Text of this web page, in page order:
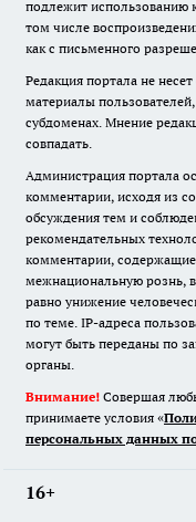
подлежит использованию
том числе
как с письменного
Редакция портала не
материалы
субдоменах. Мнение
совпадать.
Администрация портала
комментарии, исходя из
обсуждения тем и
рекомендательных
комментарии,
межнациональную рознь,
равно унижение
по теме. IP-адреса
могут быть переданы по
органы.
Внимание! Совершая
принимаете условия «
персональных данных
16+